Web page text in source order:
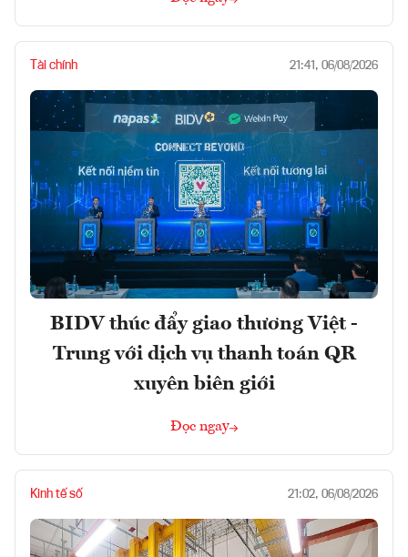
Tài chính 21:41, 06/08/2026
BIDV thúc đẩy giao thương Việt -
Trung với dịch vụ thanh toán QR
xuyên biên giới
Đọc ngay
Kinh tế số 21:02, 06/08/2026